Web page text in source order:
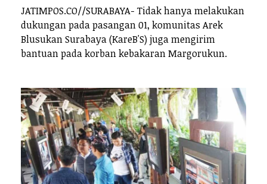
JATIMPOS.CO//SURABAYA- Tidak hanya melakukan
dukungan pada pasangan 01, komunitas Arek
Blusukan Surabaya (KareB'S) juga mengirim
bantuan pada korban kebakaran Margorukun.